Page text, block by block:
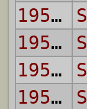
1950/51
1951/52
1951/52
1952/53